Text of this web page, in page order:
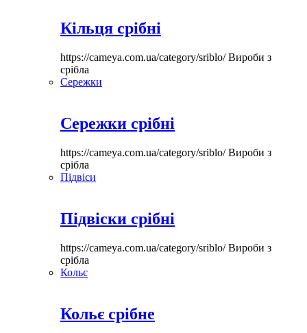
Кільця срібні
https://cameya.com.ua/category/sriblo/Вироби з
срібла
Сережки
Сережки срібні
https://cameya.com.ua/category/sriblo/Вироби з
срібла
Підвіси
Підвіски срібні
https://cameya.com.ua/category/sriblo/Вироби з
срібла
Кольє
Кольє срібне